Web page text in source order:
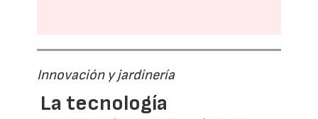
Innovación y jardinería
La tecnología